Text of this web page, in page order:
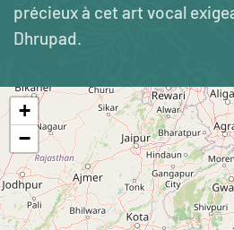
précieux à cet art vocal
Dhrupad.
+
−